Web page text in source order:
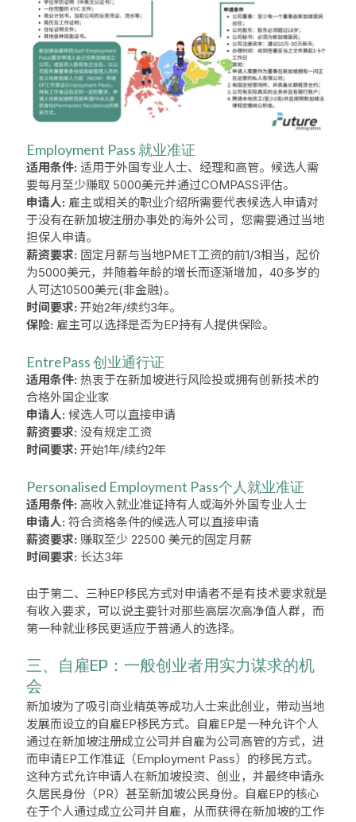
Employment Pass 就业准证
适用条件: 适用于外国专业人士、经理和高管。候选人需
要每月至少赚取 5000美元并通过COMPASS评估。
申请人: 雇主或相关的职业介绍所需要代表候选人申请对
于没有在新加坡注册办事处的海外公司，您需要通过当地
担保人申请。
薪资要求: 固定月薪与当地PMET工资的前1/3相当，起价
为5000美元，并随着年龄的增长而逐渐增加，40多岁的
人可达10500美元(非金融)。
时间要求: 开始2年/续约3年。
保险: 雇主可以选择是否为EP持有人提供保险。
EntrePass 创业通行证
适用条件: 热衷于在新加坡进行风险投或拥有创新技术的
合格外国企业家
申请人: 候选人可以直接申请
薪资要求: 没有规定工资
时间要求: 开始1年/续约2年
Personalised Employment Pass个人就业准证
适用条件: 高收入就业准证持有人或海外外国专业人士
申请人: 符合资格条件的候选人可以直接申请
薪资要求: 赚取至少 22500 美元的固定月薪
时间要求: 长达3年
由于第二、三种EP移民方式对申请者不是有技术要求就是
有收入要求，可以说主要针对那些高层次高净值人群，而
第一种就业移民更适应于普通人的选择。
三、自雇EP：一般创业者用实力谋求的机
会
新加坡为了吸引商业精英等成功人士来此创业，带动当地
发展而设立的自雇EP移民方式。自雇EP是一种允许个人
通过在新加坡注册成立公司并自雇为公司高管的方式，‌进
而申请EP工作准证（‌Employment Pass）‌的移民方式。‌
这种方式允许申请人在新加坡投资、‌创业，‌并最终申请永
久居民身份（‌PR）‌甚至新加坡公民身份。‌自雇EP的核心
在于个人通过成立公司并自雇，‌从而获得在新加坡的工作